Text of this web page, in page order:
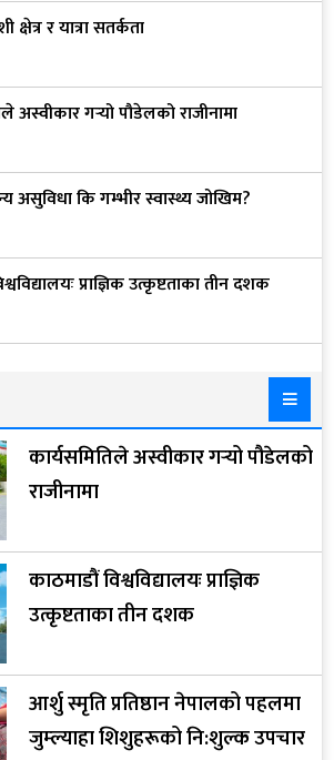
क्षेत्र र यात्रा सतर्कता
अस्वीकार गर्‍यो पौडेलको राजीनामा
असुविधा कि गम्भीर स्वास्थ्य जोखिम?
प्राज्ञिक उत्कृष्टताका तीन दशक
कार्यसमितिले अस्वीकार गर्‍यो पौडेलको
राजीनामा
काठमाडौं विश्वविद्यालयः प्राज्ञिक
उत्कृष्टताका तीन दशक
आर्शु स्मृति प्रतिष्ठान नेपालको पहलमा
जुम्ल्याहा शिशुहरूको नि:शुल्क उपचार